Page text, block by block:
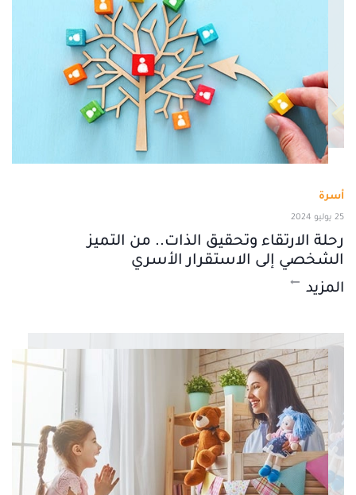
أسرة
25 يوليو 2024
رحلة الارتقاء وتحقيق الذات.. من التميز
الشخصي إلى الاستقرار الأسري
المزيد